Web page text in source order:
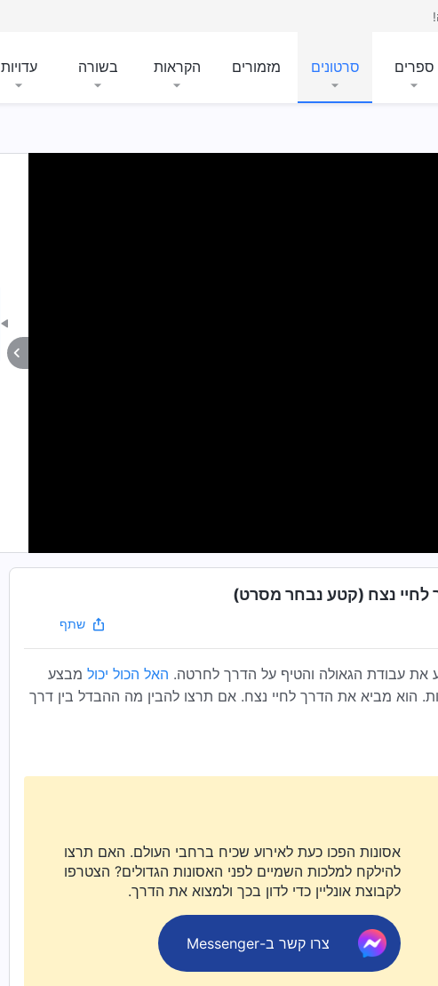
ספרים סרטונים מזמורים הקראות בשורה עדויות
לחיי נצח (קטע נבחר מסרט)
שתף
את עבודת הגאולה והטיף על הדרך לחרטה. האל הכול יכול מבצע
הוא מביא את הדרך לחיי נצח. אם תרצו להבין מה ההבדל בין דרך
אסונות הפכו כעת לאירוע שכיח ברחבי העולם. האם תרצו
להילקח למלכות השמיים לפני האסונות הגדולים? הצטרפו
לקבוצת אונליין כדי לדון בכך ולמצוא את הדרך.
צרו קשר ב-Messenger